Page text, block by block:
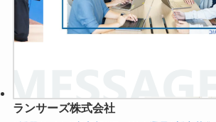
ランサーズ株式会社